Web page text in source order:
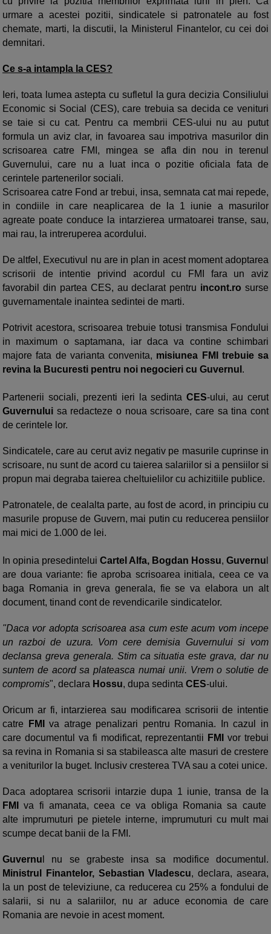
urmare a acestei pozitii, sindicatele si patronatele au fost
chemate, marti, la discutii, la Ministerul Finantelor, cu cei doi
demnitari.
Ce s-a intampla la CES?
Ieri, toata lumea astepta cu sufletul la gura decizia Consiliului
Economic si Social (CES), care trebuia sa decida ce venituri
se taie si cu cat. Pentru ca membrii CES-ului nu au putut
formula un aviz clar, in favoarea sau impotriva masurilor din
scrisoarea catre FMI, mingea se afla din nou in terenul
Guvernului, care nu a luat inca o pozitie oficiala fata de
cerintele partenerilor sociali.
Scrisoarea catre Fond ar trebui, insa, semnata cat mai repede,
in condiile in care neaplicarea de la 1 iunie a masurilor
agreate poate conduce la intarzierea urmatoarei transe, sau,
mai rau, la intreruperea acordului.
De altfel, Executivul nu are in plan in acest moment adoptarea
scrisorii de intentie privind acordul cu FMI fara un aviz
favorabil din partea CES, au declarat pentru incont.ro surse
guvernamentale inaintea sedintei de marti.
Potrivit acestora, scrisoarea trebuie totusi transmisa Fondului
in maximum o saptamana, iar daca va contine schimbari
majore fata de varianta convenita, misiunea FMI trebuie sa
revina la Bucuresti pentru noi negocieri cu Guvernul .
Partenerii sociali, prezenti ieri la sedintaCES-ului, au cerut
Guvernului sa redacteze o noua scrisoare, care sa tina cont
de cerintele lor.
Sindicatele, care au cerut aviz negativ pe masurile cuprinse in
scrisoare, nu sunt de acord cu taierea salariilor si a pensiilor si
propun mai degraba taierea cheltuielilor cu achizitiile publice.
Patronatele, de cealalta parte, au fost de acord, in principiu cu
masurile propuse de Guvern, mai putin cu reducerea pensiilor
mai mici de 1.000 de lei.
In opinia presedintelui Cartel Alfa, Bogdan Hossu, Guvernu
are doua variante: fie aproba scrisoarea initiala, ceea ce va
baga Romania in greva generala, fie se va elabora un alt
document, tinand cont de revendicarile sindicatelor.
"Daca vor adopta scrisoarea asa cum este acum vom incepe
un razboi de uzura. Vom cere demisia Guvernului si vom
declansa greva generala. Stim ca situatia este grava, dar nu
suntem de acord sa plateasca numai unii. Vrem o solutie de
compromis", declara Hossu, dupa sedinta CES-ului.
Oricum ar fi, intarzierea sau modificarea scrisorii de intentie
catre
FMIva atrage penalizari pentru Romania. In cazul in
care documentul va fi modificat, reprezentantii FMIvor trebui
sa revina in Romania si sa stabileasca alte masuri de crestere
a veniturilor la buget. Inclusiv cresterea TVA sau a cotei unice.
Daca adoptarea scrisorii intarzie dupa 1 iunie, transa de la
FMI
va fi amanata, ceea ce va obliga Romania sa caute
alte imprumuturi pe pietele interne, imprumuturi cu mult mai
scumpe decat banii de la FMI.
Guvernu l nu se grabeste insa sa modifice documentul.
Ministrul Finantelor, Sebastian Vladescu, declara, aseara,
la un post de televiziune, ca reducerea cu 25% a fondului de
salarii, si nu a salariilor, nu ar aduce economia de care
Romania are nevoie in acest moment.